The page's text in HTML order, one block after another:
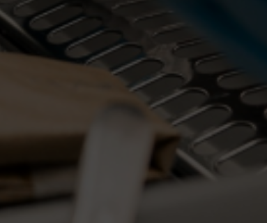
Escolha a vaga que você
quer concorrer:
vagas para início de curso
vagas a partir do 2º ano de curso